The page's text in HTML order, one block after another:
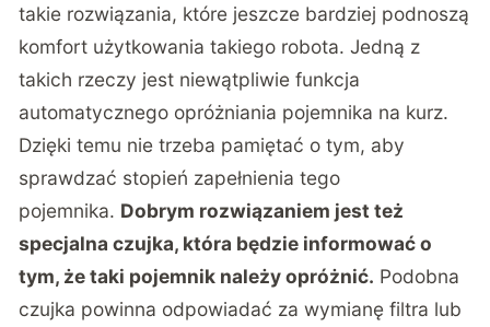
takie rozwiązania, które jeszcze bardziej podnoszą
komfort użytkowania takiego robota. Jedną z
takich rzeczy jest niewątpliwie funkcja
automatycznego opróżniania pojemnika na kurz.
Dzięki temu nie trzeba pamiętać o tym, aby
sprawdzać stopień zapełnienia tego
pojemnika. Dobrym rozwiązaniem jest też
specjalna czujka, która będzie informować o
tym, że taki pojemnik należy opróżnić. Podobna
czujka powinna odpowiadać za wymianę filtra lub